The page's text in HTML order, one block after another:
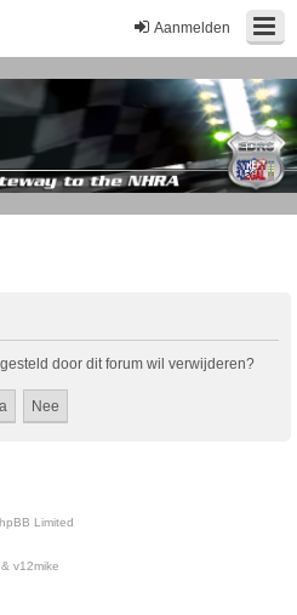
Aanmelden
door dit forum wil verwijderen?
Limited
v12mike